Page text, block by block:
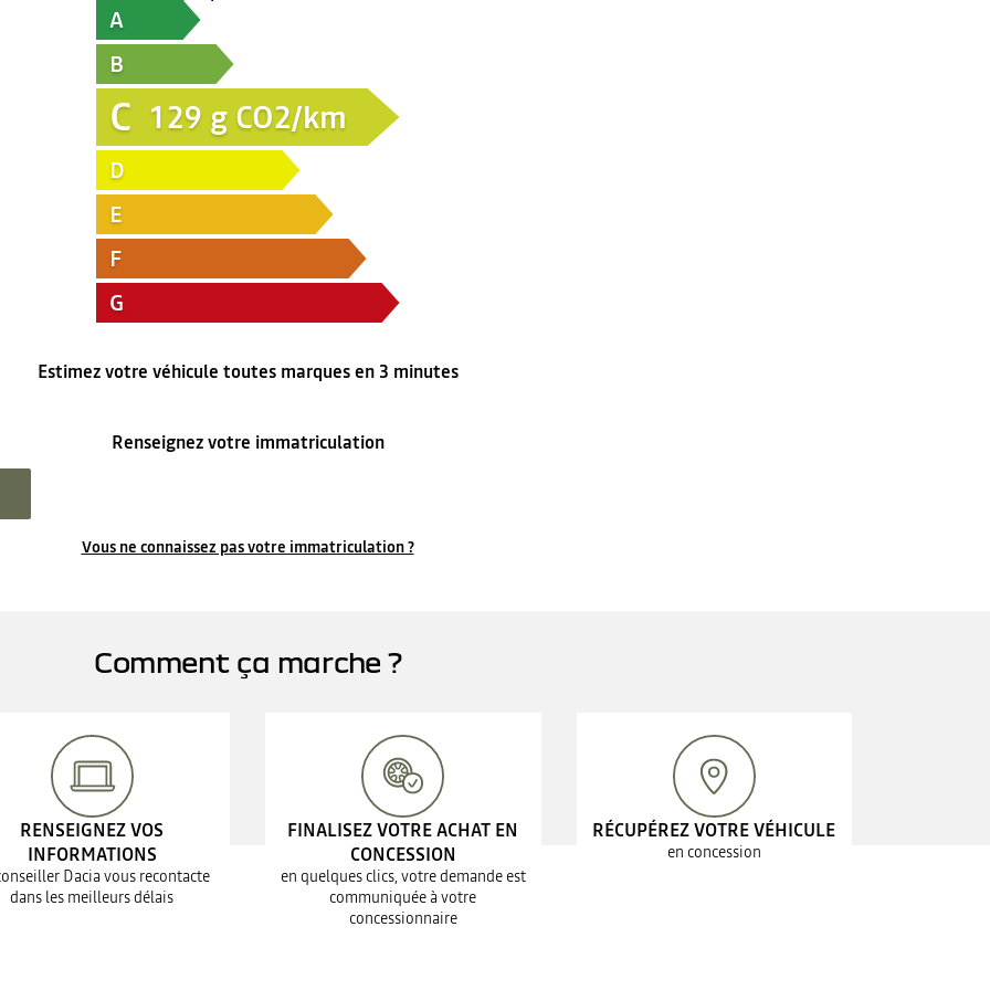
A
B
C 129 g CO2/km
D
E
F
G
Estimez votre véhicule toutes marques en 3 minutes
Renseignez votre immatriculation
Vous ne connaissez pas votre immatriculation ?
Comment ça marche ?
RENSEIGNEZ VOS
INFORMATIONS
Dacia vous recontacte
dans les meilleurs délais
FINALISEZ VOTRE ACHAT EN
CONCESSION
en quelques clics, votre demande est
communiquée à votre
concessionnaire
RÉCUPÉREZ VOTRE VÉHICULE
en concession